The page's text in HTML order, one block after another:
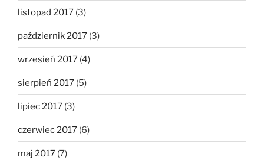
listopad 2017 (3)
październik 2017 (3)
wrzesień 2017 (4)
sierpień 2017 (5)
lipiec 2017 (3)
czerwiec 2017 (6)
maj 2017 (7)